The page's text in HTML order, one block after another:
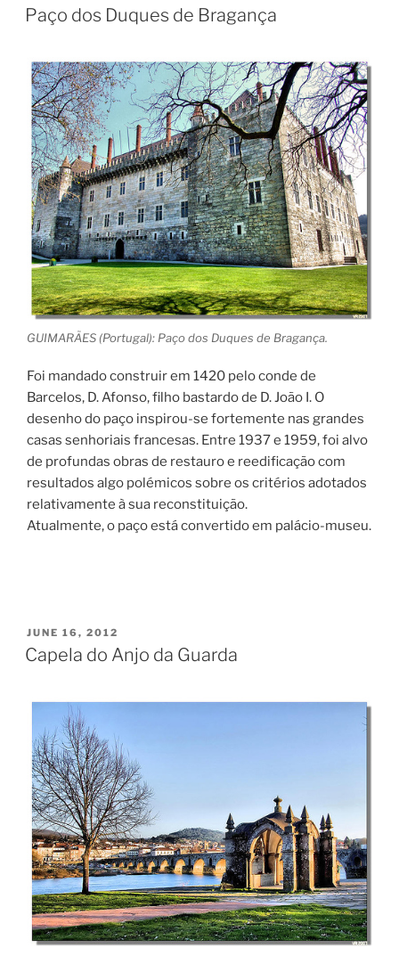
ON
Paço dos Duques de Bragança
GUIMARÃES (Portugal): Paço dos Duques de Bragança.
Foi mandado construir em 1420 pelo conde de
Barcelos, D. Afonso, filho bastardo de D. João I. O
desenho do paço inspirou-se fortemente nas grandes
casas senhoriais francesas. Entre 1937 e 1959, foi alvo
de profundas obras de restauro e reedificação com
resultados algo polémicos sobre os critérios adotados
relativamente à sua reconstituição.
Atualmente, o paço está convertido em palácio-museu.
POSTED
ON
JUNE 16, 2012
Capela do Anjo da Guarda